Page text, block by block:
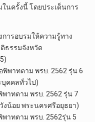
นครั้งนี้ โดยประเด็นการ
การอบรมให้ความรู้ทาง
ธรรมจังหวัด
พิพาทตาม พรบ. 2562 รุ่น 6
คคลทั่วไป)
าทตาม พรบ. 2562 รุ่น 7
งน้อย พระนครศรีอยุธยา)
าทตาม พรบ. 2562รุ่น 5